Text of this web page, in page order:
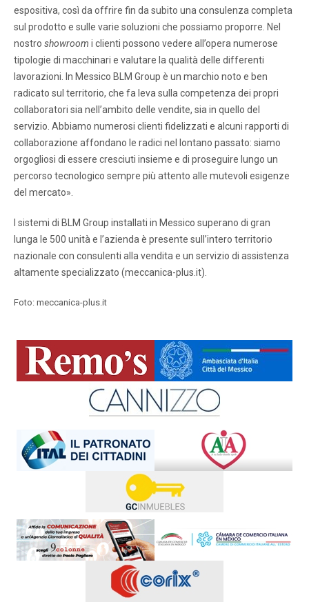
espositiva, così da offrire fin da subito una consulenza completa
sul prodotto e sulle varie soluzioni che possiamo proporre. Nel
nostro showroom i clienti possono vedere all’opera numerose
tipologie di macchinari e valutare la qualità delle differenti
lavorazioni. In Messico BLM Group è un marchio noto e ben
radicato sul territorio, che fa leva sulla competenza dei propri
collaboratori sia nell’ambito delle vendite, sia in quello del
servizio. Abbiamo numerosi clienti fidelizzati e alcuni rapporti di
collaborazione affondano le radici nel lontano passato: siamo
orgogliosi di essere cresciuti insieme e di proseguire lungo un
percorso tecnologico sempre più attento alle mutevoli esigenze
del mercato».
I sistemi di BLM Group installati in Messico superano di gran
lunga le 500 unità e l’azienda è presente sull’intero territorio
nazionale con consulenti alla vendita e un servizio di assistenza
altamente specializzato (meccanica-plus.it).
Foto: meccanica-plus.it